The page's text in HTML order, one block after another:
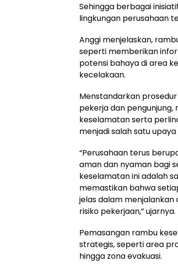
Sehingga berbagai
lingkungan perusahaan
Anggi menjelaskan,
seperti memberikan
potensi bahaya di area
kecelakaan.
Menstandarkan
pekerja dan
keselamatan serta
menjadi salah satu
“Perusahaan terus
aman dan nyaman bagi
keselamatan ini adalah
memastikan bahwa
jelas dalam menjalankan
risiko pekerjaan,” ujarnya.
Pemasangan rambu
strategis, seperti area
hingga zona evakuasi.